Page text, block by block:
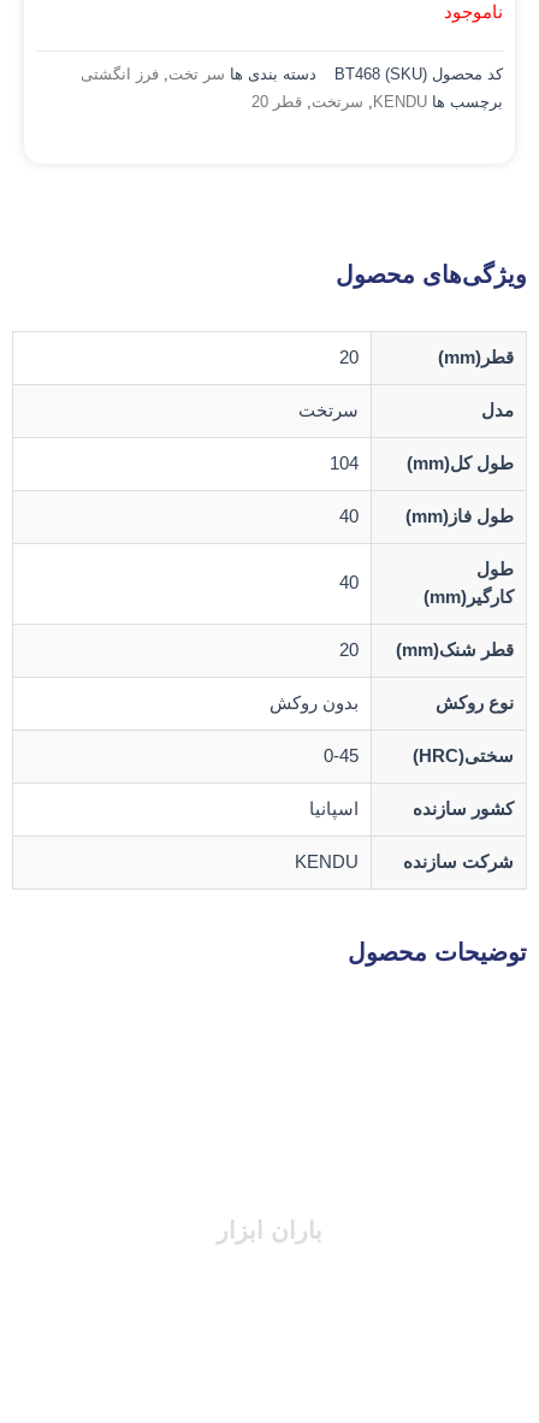
ناموجود
کد محصول (SKU) BT468 دسته بندی ها سر تخت فرز انگشتی
برچسب ها KENDU سرتخت قطر 20
ویژگی‌های محصول
قطر(mm) 20
مدل سرتخت
طول کل(mm) 104
طول فاز(mm) 40
طول
کارگیر(mm)
40
قطر شنک(mm) 20
نوع روکش بدون روکش
سختی(HRC) 0-45
کشور سازنده اسپانیا
شرکت سازنده KENDU
توضیحات محصول
باران ابزار